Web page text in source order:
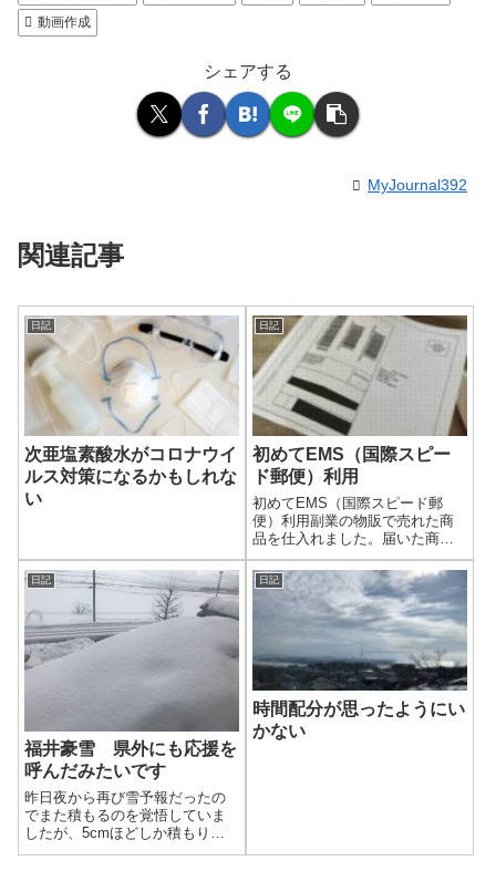
動画作成
シェアする
MyJournal392
関連記事
日記
次亜塩素酸水がコロナウイ
ルス対策になるかもしれな
い
日記
初めてEMS（国際スピー
ド郵便）利用
初めてEMS（国際スピード郵
便）利用副業の物販で売れた商
品を仕入れました。届いた商品
に不具合があったのと、思うこ
とがありキャンセルになりまし
た。購入サイトの担当者とやり
とりを繰り返し、返品すること
になりました。初めての返品で
初めてEMS（国...
日記
福井豪雪 県外にも応援を
呼んだみたいです
昨日夜から再び雪予報だったの
でまた積もるのを覚悟していま
したが、5cmほどしか積もりま
せんでした。他の地区ではもっ
日記
時間配分が思ったようにい
かない